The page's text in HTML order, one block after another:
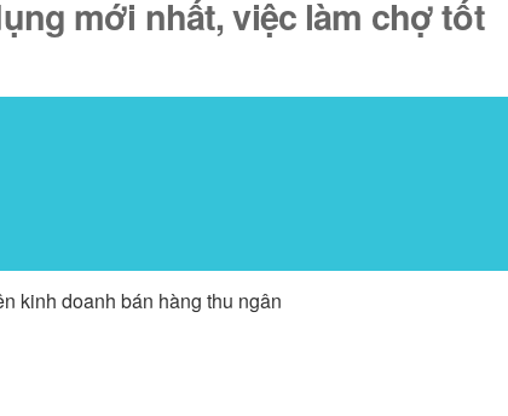
mới nhất, việc làm chợ tốt
kinh doanh bán hàng thu ngân